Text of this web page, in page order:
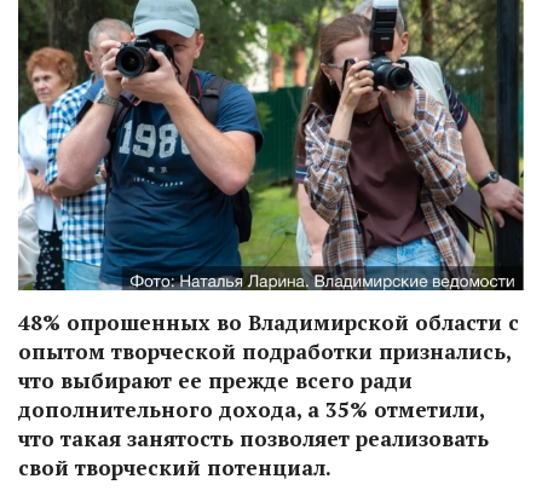
48% опрошенных во Владимирской области с
опытом творческой подработки признались,
что выбирают ее прежде всего ради
дополнительного дохода, а 35% отметили,
что такая занятость позволяет реализовать
свой творческий потенциал.